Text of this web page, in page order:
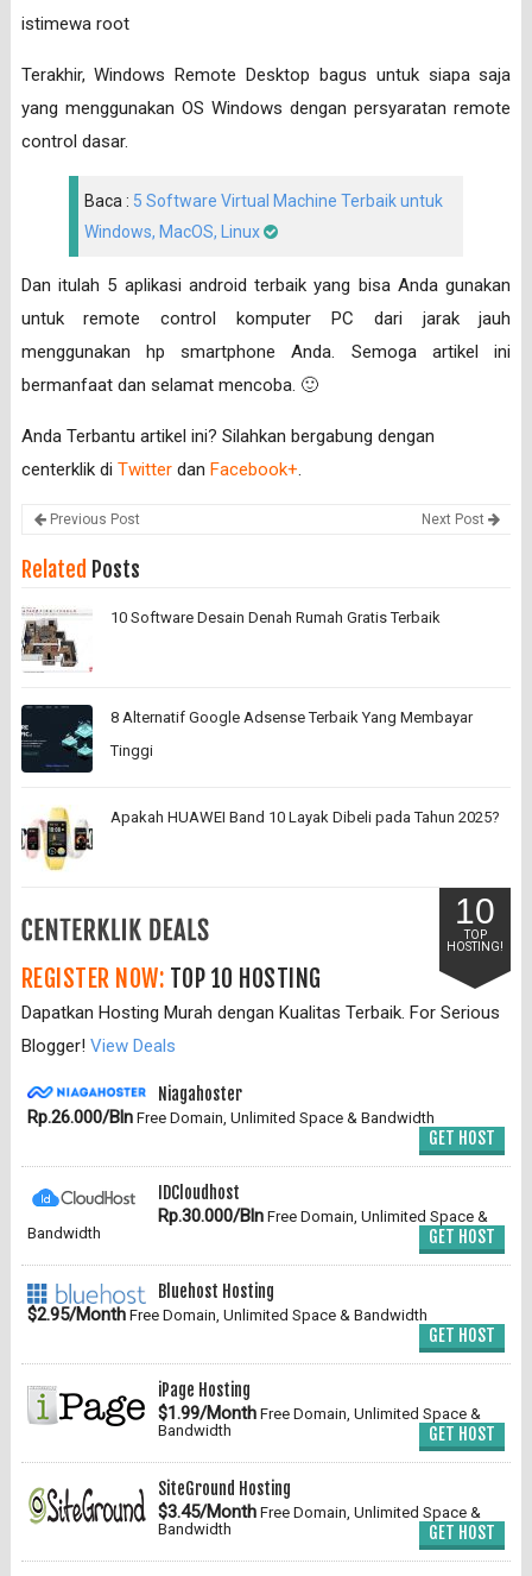
istimewa root
Terakhir, Windows Remote Desktop bagus untuk siapa saja
yang menggunakan OS Windows dengan persyaratan remote
control dasar.
Baca : 5 Software Virtual Machine Terbaik untuk
Windows, MacOS, Linux
Dan itulah 5 aplikasi android terbaik yang bisa Anda gunakan
untuk remote control komputer PC dari jarak jauh
menggunakan hp smartphone Anda. Semoga artikel ini
bermanfaat dan selamat mencoba. 🙂
Anda Terbantu artikel ini? Silahkan bergabung dengan
centerklik di Twitterdan Facebook+.
Previous Post Next Post
Related Posts
10 Software Desain Denah Rumah Gratis Terbaik
8 Alternatif Google Adsense Terbaik Yang Membayar
Tinggi
Apakah HUAWEI Band 10 Layak Dibeli pada Tahun 2025?
10
TOP
HOSTING!
REGISTER NOW: TOP 10 HOSTING
Dapatkan Hosting Murah dengan Kualitas Terbaik. For Serious
Blogger! View Deals
Niagahoster
Rp.26.000/BlnFree Domain, Unlimited Space & Bandwidth
GET HOST
IDCloudhost
Rp.30.000/BlnFree Domain, Unlimited Space &
Bandwidth
GET HOST
Bluehost Hosting
$2.95/MonthFree Domain, Unlimited Space & Bandwidth
GET HOST
iPage Hosting
$1.99/MonthFree Domain, Unlimited Space &
Bandwidth
GET HOST
SiteGround Hosting
$3.45/MonthFree Domain, Unlimited Space &
Bandwidth
GET HOST